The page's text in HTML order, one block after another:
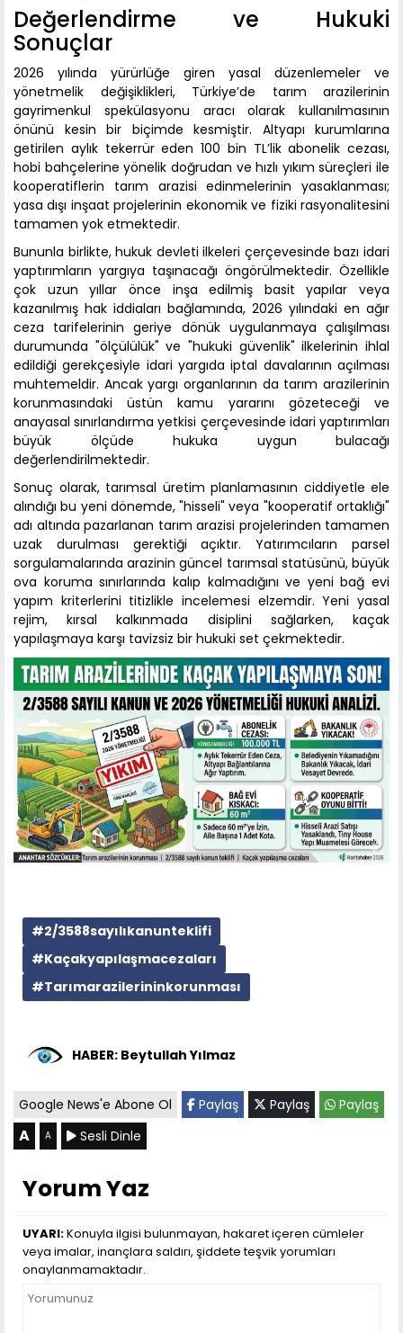
Değerlendirme ve Hukuki
Sonuçlar
2026 yılında yürürlüğe giren yasal düzenlemeler ve
yönetmelik değişiklikleri, Türkiye’de tarım arazilerinin
gayrimenkul spekülasyonu aracı olarak kullanılmasının
önünü kesin bir biçimde kesmiştir. Altyapı kurumlarına
getirilen aylık tekerrür eden 100 bin TL’lik abonelik cezası,
hobi bahçelerine yönelik doğrudan ve hızlı yıkım süreçleri ile
kooperatiflerin tarım arazisi edinmelerinin yasaklanması;
yasa dışı inşaat projelerinin ekonomik ve fiziki rasyonalitesini
tamamen yok etmektedir.
Bununla birlikte, hukuk devleti ilkeleri çerçevesinde bazı idari
yaptırımların yargıya taşınacağı öngörülmektedir. Özellikle
çok uzun yıllar önce inşa edilmiş basit yapılar veya
kazanılmış hak iddiaları bağlamında, 2026 yılındaki en ağır
ceza tarifelerinin geriye dönük uygulanmaya çalışılması
durumunda "ölçülülük" ve "hukuki güvenlik" ilkelerinin ihlal
edildiği gerekçesiyle idari yargıda iptal davalarının açılması
muhtemeldir. Ancak yargı organlarının da tarım arazilerinin
korunmasındaki üstün kamu yararını gözeteceği ve
anayasal sınırlandırma yetkisi çerçevesinde idari yaptırımları
büyük ölçüde hukuka uygun bulacağı
değerlendirilmektedir.
Sonuç olarak, tarımsal üretim planlamasının ciddiyetle ele
alındığı bu yeni dönemde, "hisseli" veya "kooperatif ortaklığı"
adı altında pazarlanan tarım arazisi projelerinden tamamen
uzak durulması gerektiği açıktır. Yatırımcıların parsel
sorgulamalarında arazinin güncel tarımsal statüsünü, büyük
ova koruma sınırlarında kalıp kalmadığını ve yeni bağ evi
yapım kriterlerini titizlikle incelemesi elzemdir. Yeni yasal
rejim, kırsal kalkınmada disiplini sağlarken, kaçak
yapılaşmaya karşı tavizsiz bir hukuki set çekmektedir.
#2/3588sayılıkanunteklifi
#Kaçakyapılaşmacezaları
#Tarımarazilerininkorunması
HABER: Beytullah Yılmaz
Google News'e Abone Ol Paylaş Paylaş Paylaş
A A Sesli Dinle
Yorum Yaz
UYARI:Konuyla ilgisi bulunmayan, hakaret içeren cümleler
veya imalar, inançlara saldırı, şiddete teşvik yorumları
onaylanmamaktadır.